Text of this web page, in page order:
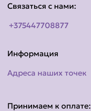
Связаться с нами:
+375447708877
Информация
Адреса наших точек
Принимаем к оплате: